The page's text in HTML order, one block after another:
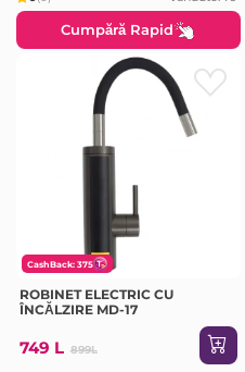
Cumpără Rapid
CashBack: 375
ROBINET ELECTRIC CU
ÎNCĂLZIRE MD-17
749 L 899L